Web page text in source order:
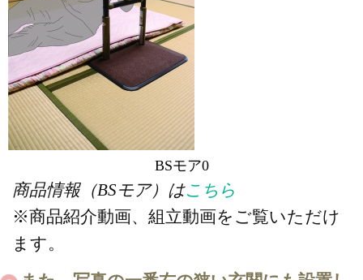
BSモア0
商品情報（BSモア）はこちら
※商品紹介動画、組立動画をご覧いただけ
ます。